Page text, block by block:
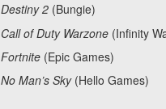
Destiny 2(Bungie)
Call of Duty Warzone(Infinity
Fortnite(Epic Games)
No Man’s Sky(Hello Games)